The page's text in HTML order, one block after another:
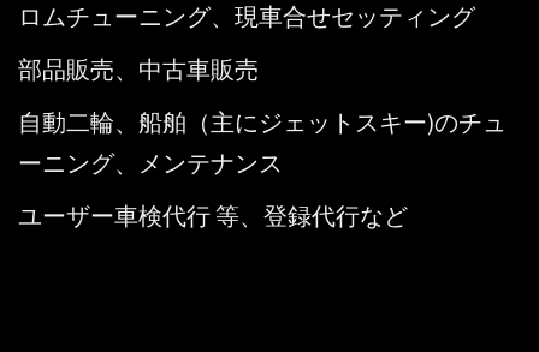
ロムチューニング、現車合せセッティング
部品販売、中古車販売
自動二輪、船舶（主にジェットスキー)のチュ
ーニング、メンテナンス
ユーザー車検代行 等、登録代行など